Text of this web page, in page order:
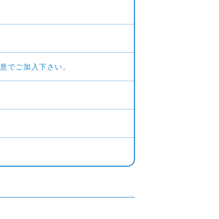
でご加入下さい。